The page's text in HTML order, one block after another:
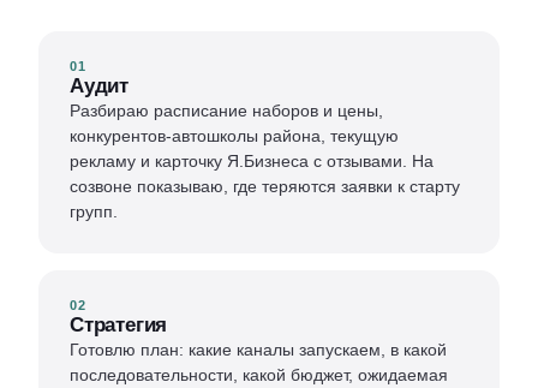
01
Аудит
Разбираю расписание наборов и цены,
конкурентов-автошколы района, текущую
рекламу и карточку Я.Бизнеса с отзывами. На
созвоне показываю, где теряются заявки к старту
групп.
02
Стратегия
Готовлю план: какие каналы запускаем, в какой
последовательности, какой бюджет, ожидаемая